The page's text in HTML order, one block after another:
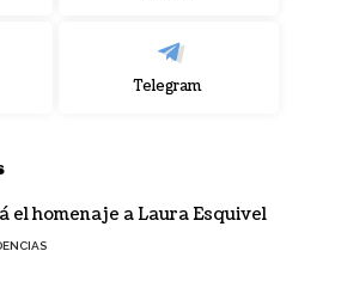
Telegram
el homenaje a Laura Esquivel